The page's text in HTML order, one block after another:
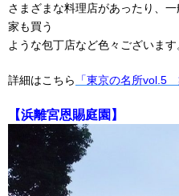
さまざまな料理店があったり、
家も買う
ような包丁店など色々ございます
詳細はこちら 「東京の名所vol.5
【浜離宮恩賜庭園】